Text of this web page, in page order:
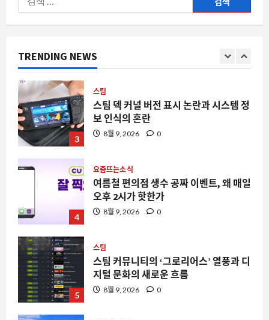
색:
TRENDING NEWS
2
요즘뜨는소식
지지율도 근저당인 거 같습니다: 이재명
3
스팀
스팀 덱 커널 버전 표시 논란과 시스템 정
보 인식의 혼란
8월 9, 2026 0
4
요즘뜨는소식
여름철 편의점 생수 공짜 이벤트, 왜 매일
오후 2시가 핫한가
8월 9, 2026 0
5
스팀
스팀 커뮤니티의 ‘그로리어스’ 열풍과 디
지털 문화의 새로운 흐름
8월 9, 2026 0